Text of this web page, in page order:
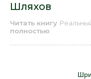
Шляхов
Читать книгу
полностью